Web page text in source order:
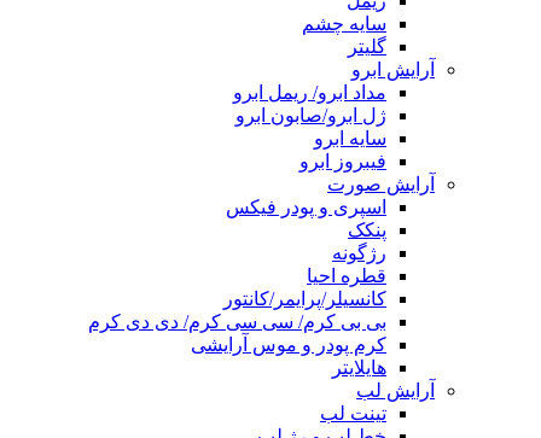
سایه چشم
گلیتر
آرایش ابرو
مداد ابرو/ ریمل ابرو
ژل ابرو/صابون ابرو
سایه ابرو
فیبروز ابرو
آرایش صورت
اسپری و پودر فیکس
پنکک
رژگونه
قطره احیا
کانسیلر/پرایمر/کانتور
بی بی کرم/ سی سی کرم/ دی دی کرم
کرم پودر و موس آرایشی
هایلایتر
آرایش لب
تینت لب